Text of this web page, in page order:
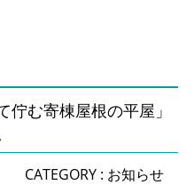
む寄棟屋根の平屋」
CATEGORY : お知らせ